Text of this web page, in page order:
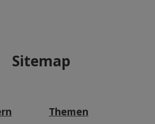
Sitemap
Themen